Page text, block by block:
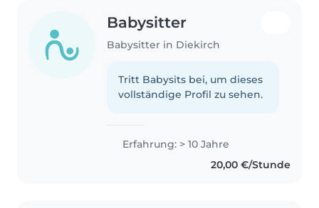
Babysitter
Babysitter in Diekirch
Tritt Babysits bei, um dieses
vollständige Profil zu sehen.
Erfahrung: > 10 Jahre
20,00 €/Stunde